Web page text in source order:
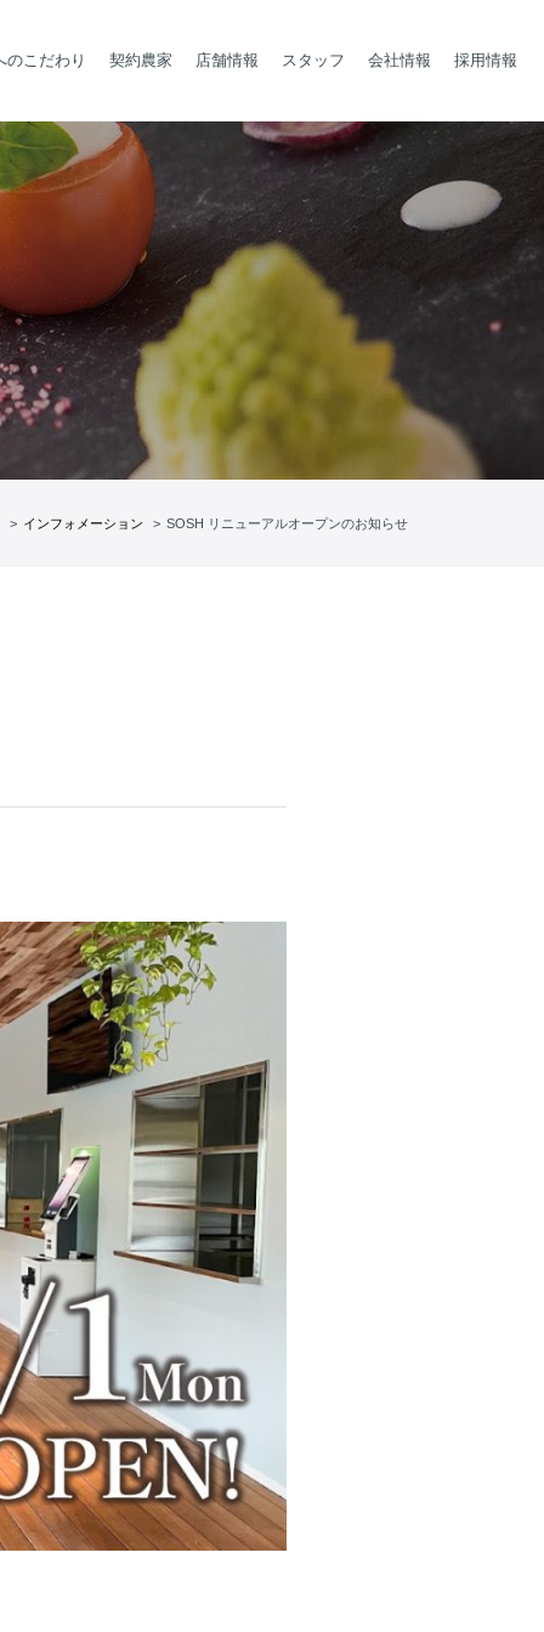
のこだわり 契約農家 店舗情報 スタッフ 会社情報 採用情報
インフォメーション SOSH リニューアルオープンのお知らせ